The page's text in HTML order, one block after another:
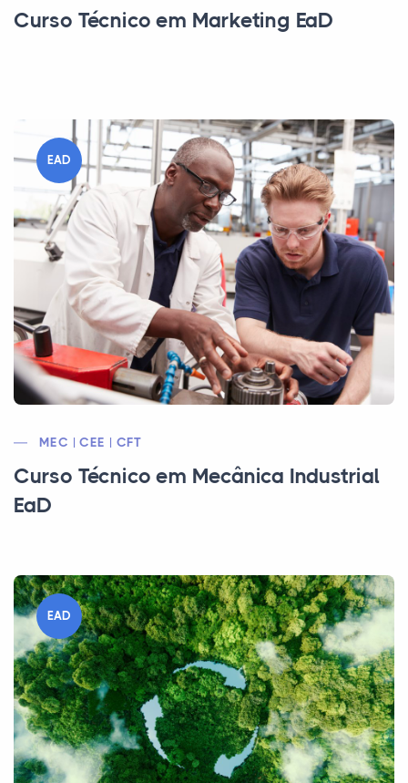
Curso Técnico em Marketing EaD
EAD
MEC | CEE | CFT
Curso Técnico em Mecânica Industrial
EaD
EAD